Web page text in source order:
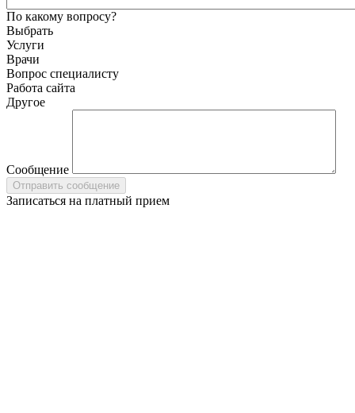
По какому вопросу?
Выбрать
Услуги
Врачи
Вопрос специалисту
Работа сайта
Другое
Сообщение
Записаться на платный прием